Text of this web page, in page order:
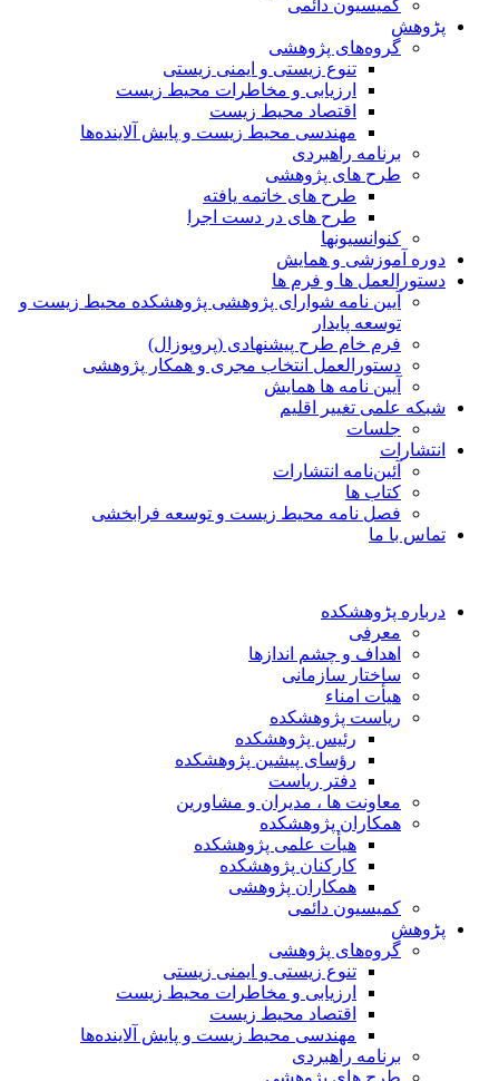
کمیسیون دائمی
پڑوهش
گروه‌های پژوهشی
تنوع زیستی و ایمنی زیستی
ارزیابی و مخاطرات محیط زیست
اقتصاد محیط زیست
مهندسی محیط زیست و پایش آلاینده‌ها
برنامه راهبردی
طرح های پژوهشی
طرح های خاتمه یافته
طرح های در دست اجرا
کنوانسیونها
دوره آموزشی و همایش
دستورالعمل ها و فرم ها
آیین نامه شوارای پژوهشی پژوهشکده محیط زیست و
توسعه پایدار
فرم خام طرح پیشنهادی (پروپوزال)
دستورالعمل انتخاب مجری و همکار پژوهشی
آیین نامه ها همایش
شبکه علمی تغییر اقلیم
جلسات
انتشارات
آئین‌نامه انتشارات
کتاب ها
فصل نامه محیط زیست و توسعه فرابخشی
تماس با ما
درباره پڑوهشکده
معرفی
اهداف و چشم اندازها
ساختار سازمانی
هیأت امناء
ریاست پژوهشکده
رئیس پژوهشکده
رؤسای پیشین پژوهشکده
دفتر ریاست
معاونت ها ، مدیران و مشاورین
همکاران پژوهشکده
هیأت علمی پژوهشکده
کارکنان پژوهشکده
همکاران پژوهشی
کمیسیون دائمی
پڑوهش
گروه‌های پژوهشی
تنوع زیستی و ایمنی زیستی
ارزیابی و مخاطرات محیط زیست
اقتصاد محیط زیست
مهندسی محیط زیست و پایش آلاینده‌ها
برنامه راهبردی